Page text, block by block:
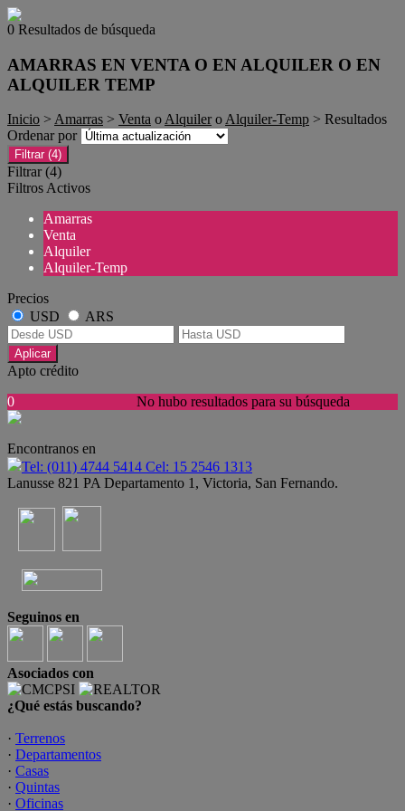
0 Resultados de búsqueda
AMARRAS EN VENTA O EN ALQUILER O EN
ALQUILER TEMP
Inicio > Amarras > Venta oAlquileroAlquiler-Temp > Resultados
Ordenar por
Filtrar (4)
Filtrar (4)
Filtros Activos
Amarras
Venta
Alquiler
Alquiler-Temp
Precios
USD
ARS
Aplicar
Apto crédito
No hubo resultados para su búsqueda
0
Encontranos en
Tel: (011) 4744 5414 Cel: 15 2546 1313
Lanusse 821 PA Departamento 1, Victoria, San Fernando.
Seguinos en
Asociados con
¿Qué estás buscando?
· Terrenos
· Departamentos
· Casas
· Quintas
· Oficinas